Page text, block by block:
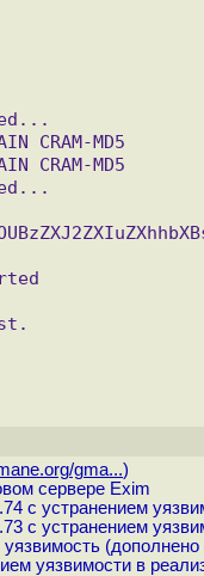
gma...)
сервере Exim
с устранением
с устранением
уязвимости в